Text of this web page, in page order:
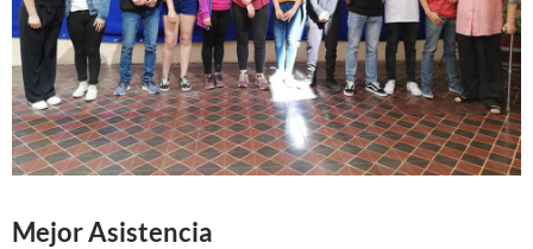
Mejor Asistencia